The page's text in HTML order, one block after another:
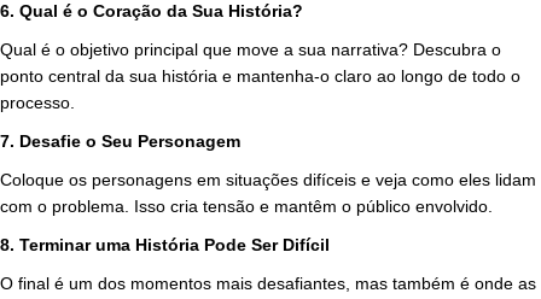
6. Qual é o Coração da Sua História?
Qual é o objetivo principal que move a sua narrativa? Descubra o
ponto central da sua história e mantenha-o claro ao longo de todo o
processo.
7. Desafie o Seu Personagem
Coloque os personagens em situações difíceis e veja como eles lidam
com o problema. Isso cria tensão e mantêm o público envolvido.
8. Terminar uma História Pode Ser Difícil
O final é um dos momentos mais desafiantes, mas também é onde as